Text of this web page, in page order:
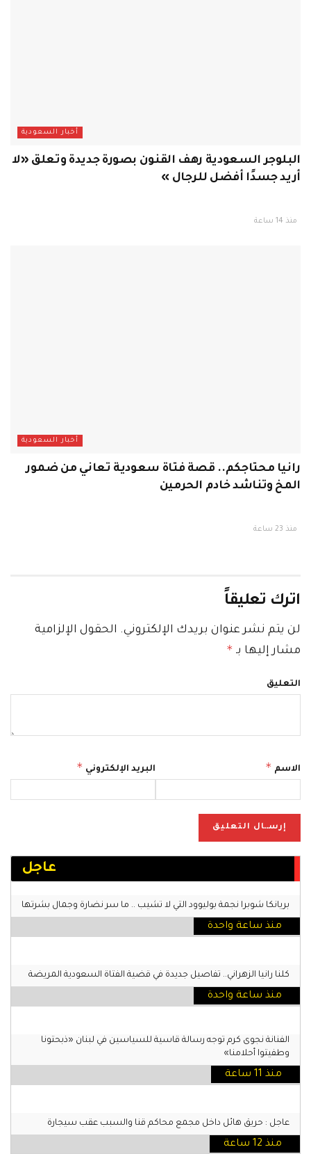
أخبار السعودية
البلوجر السعودية رهف القنون بصورة جديدة وتعلق «لا
أريد جسدًا أفضل للرجال »
منذ 14 ساعة
أخبار السعودية
رانيا محتاجكم.. قصة فتاة سعودية تعاني من ضمور
المخ وتناشد خادم الحرمين
منذ 23 ساعة
اترك تعليقاً
لن يتم نشر عنوان بريدك الإلكتروني. الحقول الإلزامية
مشار إليها بـ *
التعليق
الاسم * البريد الإلكتروني *
عاجل
بريانكا شوبرا نجمة بوليوود التي لا تشيب .. ما سر نضارة وجمال بشرتها
منذ ساعة واحدة
كلنا رانيا الزهراني.. تفاصيل جديدة في قضية الفتاة السعودية المريضة
منذ ساعة واحدة
الفنانة نجوى كرم توجه رسالة قاسية للسياسين في لبنان «ذبحتونا
وطفيتوا أحلامنا»
منذ 11 ساعة
عاجل : حريق هائل داخل مجمع محاكم قنا والسبب عقب سيجارة
منذ 12 ساعة